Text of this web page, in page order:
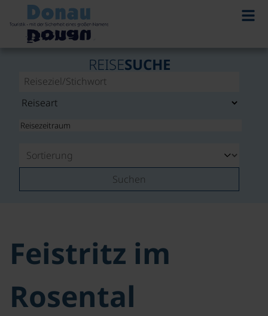
REISESUCHE
Suchen
Feistritz im
Rosental